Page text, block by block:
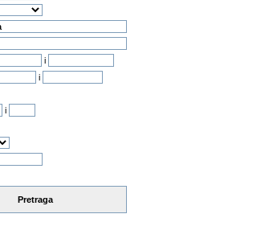
i
i
i
Pretraga